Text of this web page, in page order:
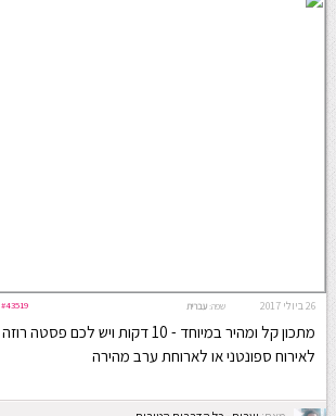
26 ביולי 2017 #43519 שפה: עברית
מתכון קל ומהיר במיוחד - 10 דקות ויש לכם פסטה רוזה
לאירוח ספונטני או לארוחת ערב מהירה